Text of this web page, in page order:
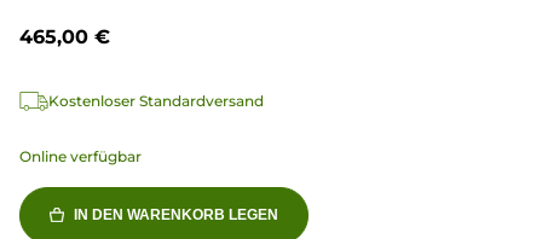
465,00 €
Kostenloser Standardversand
Online verfügbar
IN DEN WARENKORB LEGEN